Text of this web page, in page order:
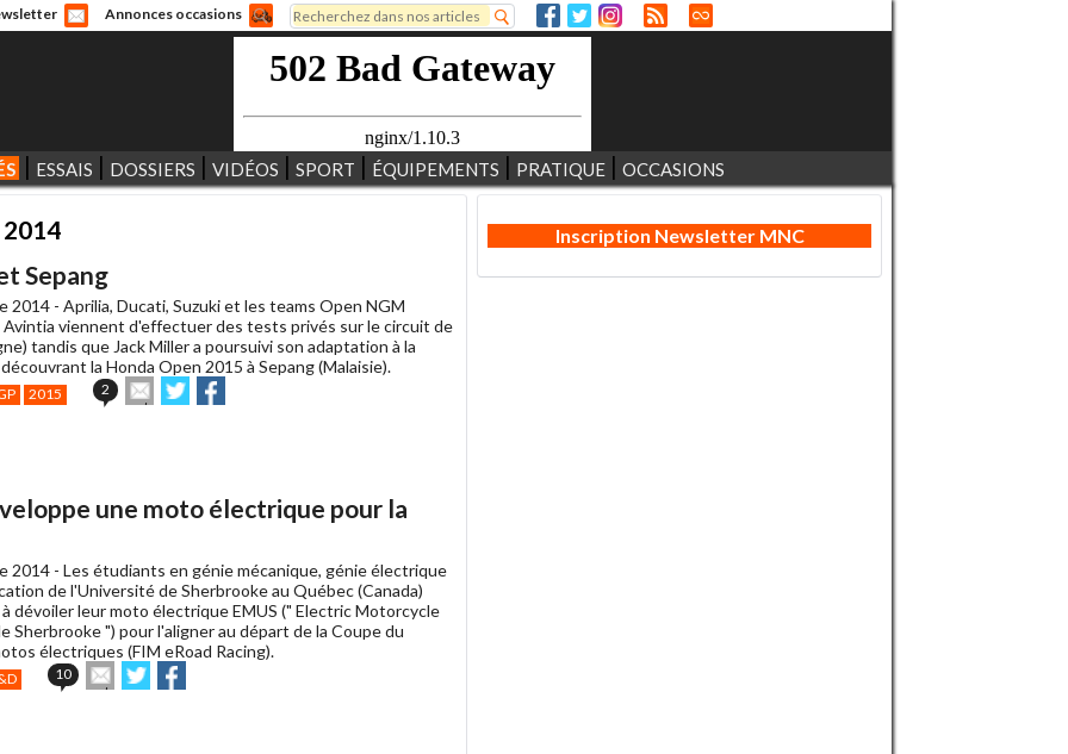
Annonces occasions
Formulaire de recherche
Rechercher
ESSAIS DOSSIERS VIDÉOS SPORT ÉQUIPEMENTS PRATIQUE OCCASIONS
Sepang
2014 - Aprilia, Ducati, Suzuki et les teams Open NGM
Avintia viennent d'effectuer des tests privés sur le circuit de
tandis que Jack Miller a poursuivi son adaptation à la
la Honda Open 2015 à Sepang (Malaisie).
2015 2
Envoyer
cet
Partager
sur sur
une moto électrique pour la
2014 - Les étudiants en génie mécanique, génie électrique
de l'Université de Sherbrooke au Québec (Canada)
dévoiler leur moto électrique EMUS (" Electric Motorcycle
Sherbrooke ") pour l'aligner au départ de la Coupe du
électriques (FIM eRoad Racing).
10
Envoyer
cet
Partager
sur sur
Inscription Newsletter MNC